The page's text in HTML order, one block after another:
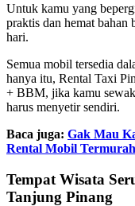
Untuk kamu yang
praktis dan hemat bahan
hari.
Semua mobil tersedia
hanya itu, Rental Taxi
+ BBM, jika kamu
harus menyetir sendiri.
Baca juga: Gak Mau
Rental Mobil
Tempat Wisata
Tanjung Pinang